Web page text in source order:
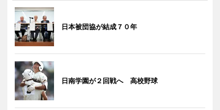
日本被団協が結成７０年
日南学園が２回戦へ 高校野球